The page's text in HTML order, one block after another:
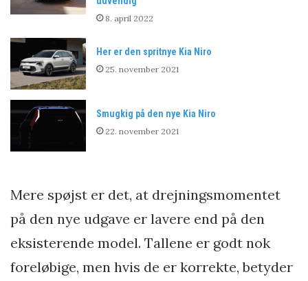
8. april 2022
Her er den spritnye Kia Niro
25. november 2021
Smugkig på den nye Kia Niro
22. november 2021
Mere spøjst er det, at drejningsmomentet
på den nye udgave er lavere end på den
eksisterende model. Tallene er godt nok
foreløbige, men hvis de er korrekte, betyder